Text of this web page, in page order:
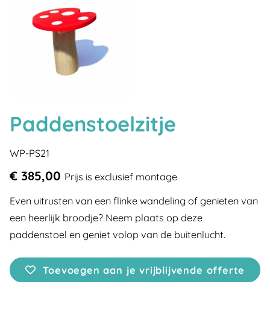
Paddenstoelzitje
WP-PS21
€ 385,00 Prijs is exclusief montage
Even uitrusten van een flinke wandeling of genieten van
een heerlijk broodje? Neem plaats op deze
paddenstoel en geniet volop van de buitenlucht.
Toevoegen aan je vrijblijvende offerte